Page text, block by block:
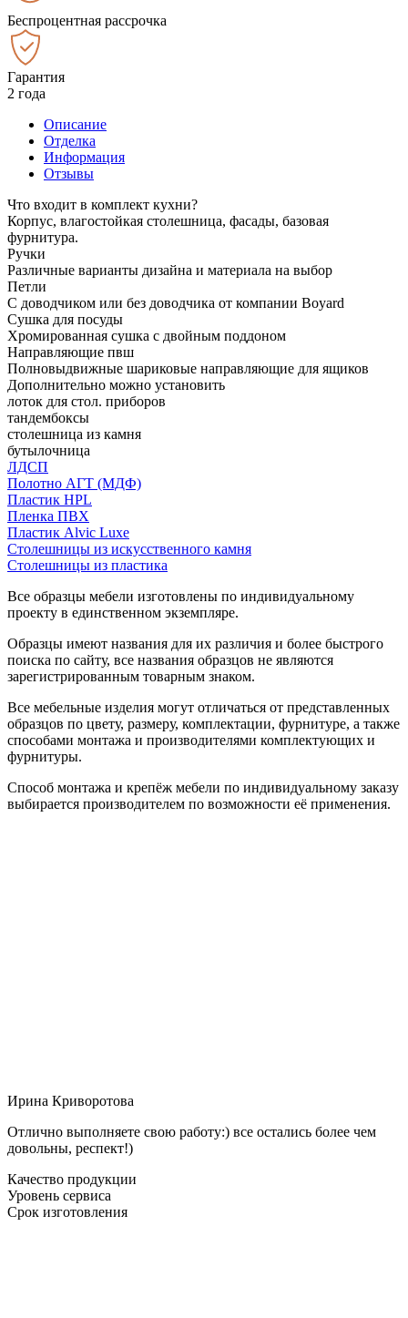
Беспроцентная рассрочка
Гарантия
2 года
Описание
Отделка
Информация
Отзывы
Что входит в комплект кухни?
Корпус, влагостойкая столешница, фасады, базовая
фурнитура.
Ручки
Различные варианты дизайна и материала на выбор
Петли
С доводчиком или без доводчика от компании Boyard
Сушка для посуды
Хромированная сушка с двойным поддоном
Направляющие пвш
Полновыдвижные шариковые направляющие для ящиков
Дополнительно можно установить
лоток для стол. приборов
тандембоксы
столешница из камня
бутылочница
ЛДСП
Полотно АГТ (МДФ)
Пластик HPL
Пленка ПВХ
Пластик Alvic Luxe
Столешницы из искусственного камня
Столешницы из пластика
Все образцы мебели изготовлены по индивидуальному
проекту в единственном экземпляре.
Образцы имеют названия для их различия и более быстрого
поиска по сайту, все названия образцов не являются
зарегистрированным товарным знаком.
Все мебельные изделия могут отличаться от представленных
образцов по цвету, размеру, комплектации, фурнитуре, а также
способами монтажа и производителями комплектующих и
фурнитуры.
Способ монтажа и крепёж мебели по индивидуальному заказу
выбирается производителем по возможности её применения.
Ирина Криворотова
Отлично выполняете свою работу:) все остались более чем
довольны, респект!)
Качество продукции
Уровень сервиса
Срок изготовления